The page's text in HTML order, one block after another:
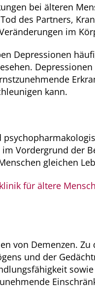
bei älteren
des Partners,
im
Depressionen
kann.
Vordergrund der
gleichen
für ältere
von Demenzen.
und der